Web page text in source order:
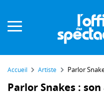
Accueil Artiste Parlor
Parlor Snakes :